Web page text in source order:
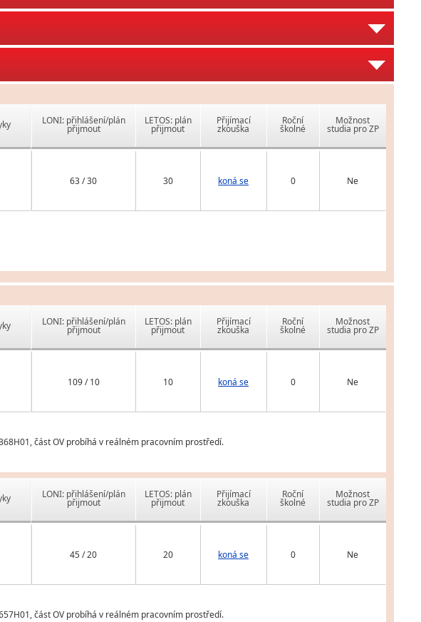
LONI: přihlášení/plán
přijmout
LETOS: plán
přijmout
Přijímací
zkouška
Roční
školné
Možnost
studia pro ZP
63 / 30 30 koná se 0 Ne
LONI: přihlášení/plán
přijmout
LETOS: plán
přijmout
Přijímací
zkouška
Roční
školné
Možnost
studia pro ZP
109 / 10 10 koná se 0 Ne
část OV probíhá v reálném pracovním prostředí.
LONI: přihlášení/plán
přijmout
LETOS: plán
přijmout
Přijímací
zkouška
Roční
školné
Možnost
studia pro ZP
45 / 20 20 koná se 0 Ne
část OV probíhá v reálném pracovním prostředí.